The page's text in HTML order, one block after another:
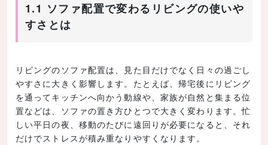
1.1 ソファ配置で変わるリビングの使いや
すさとは
リビングのソファ配置は、見た目だけでなく日々の過ごし
やすさに大きく影響します。たとえば、帰宅後にリビング
を通ってキッチンへ向かう動線や、家族が自然と集まる位
置などは、ソファの置き方ひとつで大きく変わります。忙
しい平日の夜、移動のたびに遠回りが必要になると、それ
だけでストレスが積み重なりやすくなります。